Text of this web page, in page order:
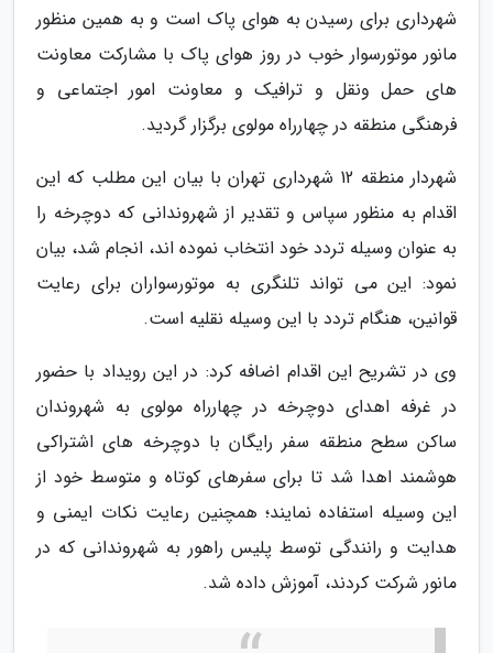
شهرداری برای رسیدن به هوای پاک است و به همین منظور
مانور موتورسوار خوب در روز هوای پاک با مشارکت معاونت
های حمل ونقل و ترافیک و معاونت امور اجتماعی و
فرهنگی منطقه در چهارراه مولوی برگزار گردید.
شهردار منطقه 12 شهرداری تهران با بیان این مطلب که این
اقدام به منظور سپاس و تقدیر از شهروندانی که دوچرخه را
به عنوان وسیله تردد خود انتخاب نموده اند، انجام شد، بیان
نمود: این می تواند تلنگری به موتورسواران برای رعایت
قوانین، هنگام تردد با این وسیله نقلیه است.
وی در تشریح این اقدام اضافه کرد: در این رویداد با حضور
در غرفه اهدای دوچرخه در چهارراه مولوی به شهروندان
ساکن سطح منطقه سفر رایگان با دوچرخه های اشتراکی
هوشمند اهدا شد تا برای سفرهای کوتاه و متوسط خود از
این وسیله استفاده نمایند؛ همچنین رعایت نکات ایمنی و
هدایت و رانندگی توسط پلیس راهور به شهروندانی که در
مانور شرکت کردند، آموزش داده شد.